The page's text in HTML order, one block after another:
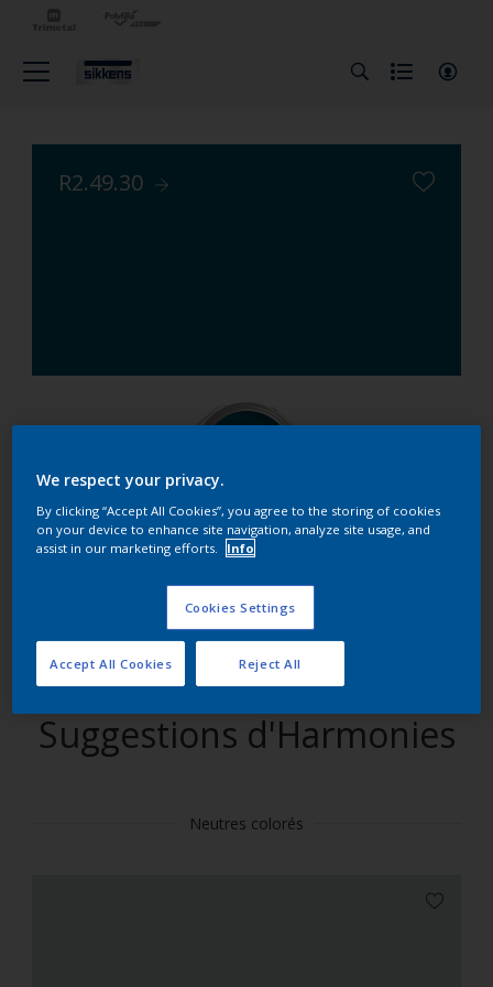
R2.49.30
Trouver des produits dans cette couleur
Allons-y
Suggestions d'Harmonies
Neutres colorés
We respect your privacy.
By clicking “Accept All Cookies”, you agree to the storing of cookies
on your device to enhance site navigation, analyze site usage, and
assist in our marketing efforts.
Info
Cookies Settings
Reject All
Accept All Cookies